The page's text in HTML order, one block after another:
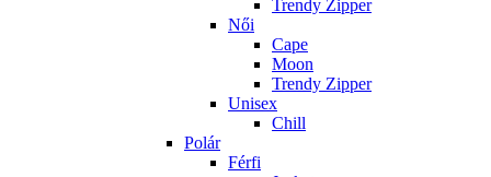
Trendy Zipper
Női
Cape
Moon
Trendy Zipper
Unisex
Chill
Polár
Férfi